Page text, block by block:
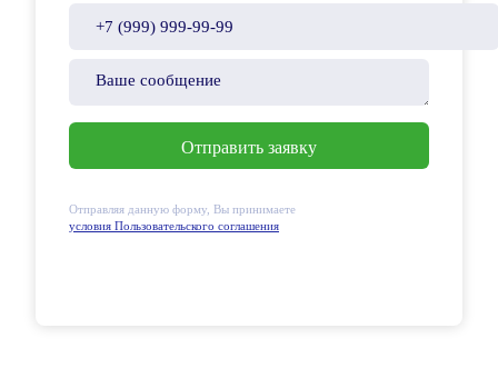
Отправляя данную форму, Вы принимаете
условия Пользовательского соглашения